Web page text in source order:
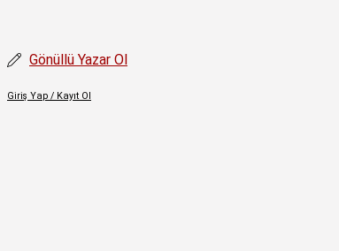
Gönüllü Yazar Ol
Giriş Yap / Kayıt Ol